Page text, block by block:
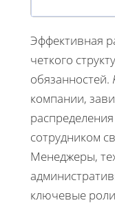
Эффективная
четкого
обязанностей.
компании,
сотрудником
Менеджеры,
ключевые